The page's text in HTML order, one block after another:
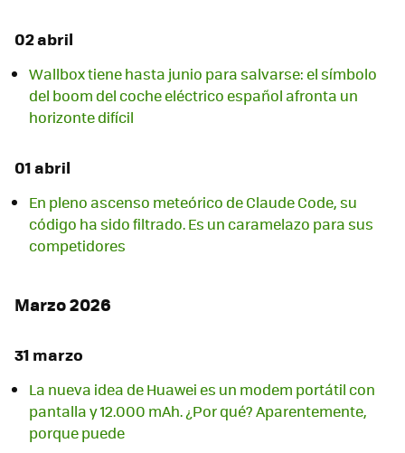
02 abril
Wallbox tiene hasta junio para salvarse: el símbolo
del boom del coche eléctrico español afronta un
horizonte difícil
01 abril
En pleno ascenso meteórico de Claude Code, su
código ha sido filtrado. Es un caramelazo para sus
competidores
Marzo 2026
31 marzo
La nueva idea de Huawei es un modem portátil con
pantalla y 12.000 mAh. ¿Por qué? Aparentemente,
porque puede